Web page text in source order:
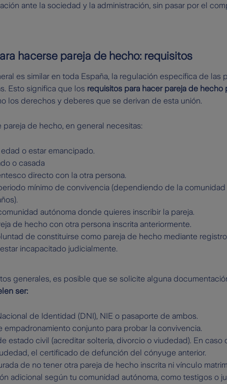
ante la sociedad y la administración, sin pasar por el
hacerse pareja de hecho: requisitos
es similar en toda España, la regulación específica de las
Esto significa que los requisitos para hacer pareja de
los derechos y deberes que se derivan de esta unión.
pareja de hecho, en general necesitas:
o estar emancipado.
o casada
directo con la otra persona.
mínimo de convivencia (dependiendo de la
autónoma donde quieres inscribir la pareja.
de hecho con otra persona inscrita anteriormente.
de constituirse como pareja de hecho mediante
incapacitado judicialmente.
generales, es posible que se solicite alguna
ser:
de Identidad (DNI), NIE o pasaporte de ambos.
empadronamiento conjunto para probar la convivencia.
estado civil (acreditar soltería, divorcio o viudedad). En caso
el certificado de defunción del cónyuge anterior.
de no tener otra pareja de hecho inscrita ni vínculo
adicional según tu comunidad autónoma, como testigos o